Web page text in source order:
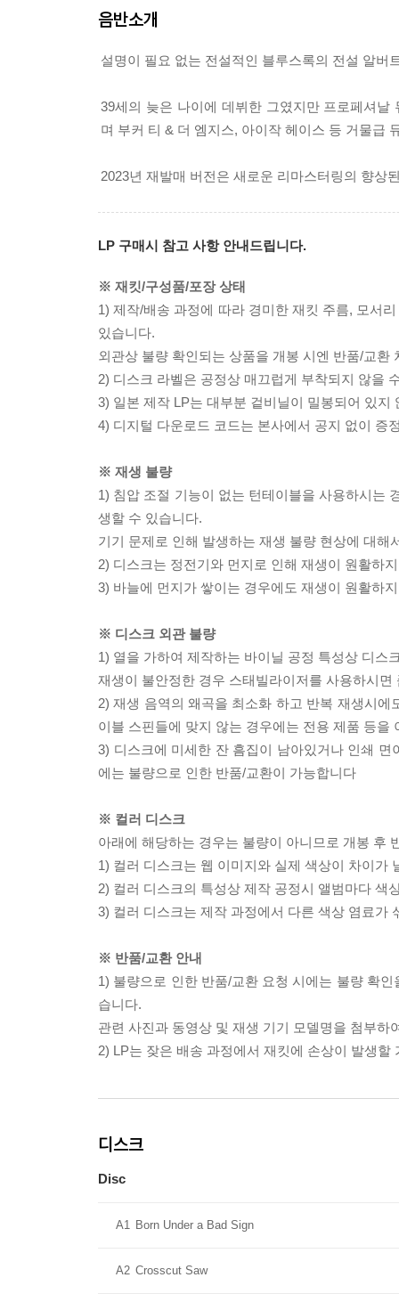
음반소개
설명이 필요 없는 전설적인 블루스록의 전설 알버
39세의 늦은 나이에 데뷔한 그였지만 프로페셔
며 부커 티 & 더 엠지스, 아이작 헤이스 등 거물급
2023년 재발매 버전은 새로운 리마스터링의 향상
LP 구매시 참고 사항 안내드립니다.
※ 재킷/구성품/포장 상태
1) 제작/배송 과정에 따라 경미한 재킷 주름, 모서
있습니다.
외관상 불량 확인되는 상품을 개봉 시엔 반품/교환
2) 디스크 라벨은 공정상 매끄럽게 부착되지 않을
3) 일본 제작 LP는 대부분 겉비닐이 밀봉되어 있지
4) 디지털 다운로드 코드는 본사에서 공지 없이 증
※ 재생 불량
1) 침압 조절 기능이 없는 턴테이블을 사용하시는
생할 수 있습니다.
기기 문제로 인해 발생하는 재생 불량 현상에 대
2) 디스크는 정전기와 먼지로 인해 재생이 원활하
3) 바늘에 먼지가 쌓이는 경우에도 재생이 원활하
※ 디스크 외관 불량
1) 열을 가하여 제작하는 바이닐 공정 특성상 디스
재생이 불안정한 경우 스태빌라이저를 사용하시
2) 재생 음역의 왜곡을 최소화 하고 반복 재생시
이블 스핀들에 맞지 않는 경우에는 전용 제품 등
3) 디스크에 미세한 잔 흠집이 남아있거나 인쇄
에는 불량으로 인한 반품/교환이 가능합니다
※ 컬러 디스크
아래에 해당하는 경우는 불량이 아니므로 개봉 후
1) 컬러 디스크는 웹 이미지와 실제 색상이 차이가
2) 컬러 디스크의 특성상 제작 공정시 앨범마다 색
3) 컬러 디스크는 제작 과정에서 다른 색상 염료가
※ 반품/교환 안내
1) 불량으로 인한 반품/교환 요청 시에는 불량 확
습니다.
관련 사진과 동영상 및 재생 기기 모델명을 첨부하
2) LP는 잦은 배송 과정에서 재킷에 손상이 발생
디스크
Disc
A1 Born Under a Bad Sign
A2 Crosscut Saw